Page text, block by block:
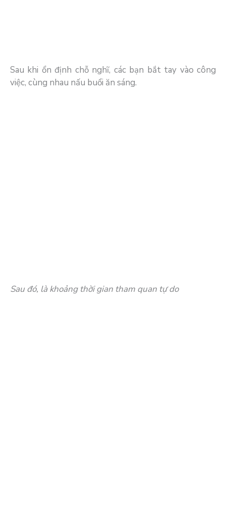
Sau khi ổn định chỗ nghĩ, các bạn bắt tay vào công
việc, cùng nhau nấu buổi ăn sáng.
Sau đó, là khoảng thời gian tham quan tự do